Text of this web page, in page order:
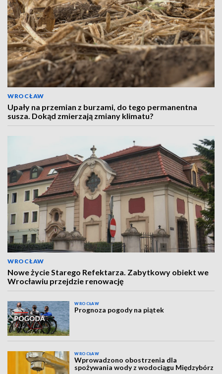
WROCŁAW
Upały na przemian z burzami, do tego permanentna
susza. Dokąd zmierzają zmiany klimatu?
WROCŁAW
Nowe życie Starego Refektarza. Zabytkowy obiekt we
Wrocławiu przejdzie renowację
WROCŁAW
Prognoza pogody na piątek
WROCŁAW
Wprowadzono obostrzenia dla
spożywania wody z wodociągu Międzybórz